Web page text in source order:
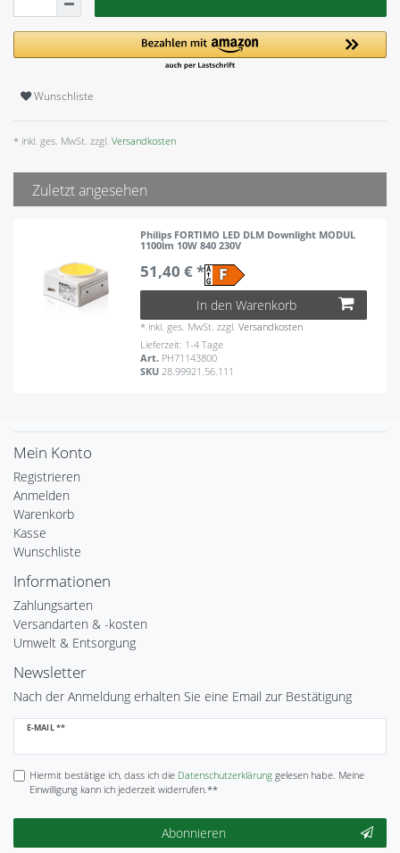
Wunschliste
* inkl. ges. MwSt. zzgl. Versandkosten
Zuletzt angesehen
Philips FORTIMO LED DLM Downlight MODUL
1100lm 10W 840 230V
51,40 € *
In den Warenkorb
* inkl. ges. MwSt. zzgl.Versandkosten
Lieferzeit: 1-4 Tage
Art. PH71143800
SKU28.99921.56.111
Mein Konto
Registrieren
Anmelden
Warenkorb
Kasse
Wunschliste
Informationen
Zahlungsarten
Versandarten & -kosten
Umwelt & Entsorgung
Newsletter
Nach der Anmeldung erhalten Sie eine Email zur Bestätigung
E-MAIL **
Newsletter
Hiermit bestätige ich, dass ich die Daten­schutz­erklärunggelesen habe. Meine
Einwilligung kann ich jederzeit widerrufen.**
Abonnieren